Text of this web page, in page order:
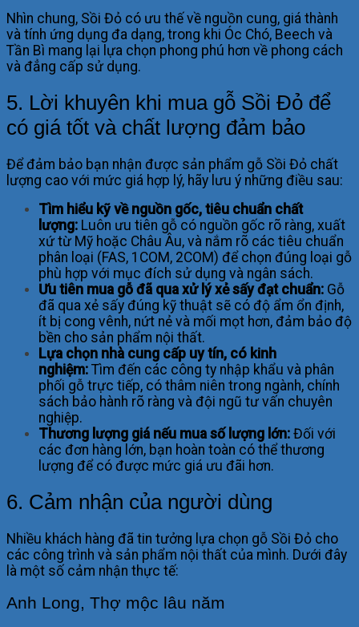
Nhìn chung, Sồi Đỏ có ưu thế về nguồn cung, giá thành
và tính ứng dụng đa dạng, trong khi Óc Chó, Beech và
Tần Bì mang lại lựa chọn phong phú hơn về phong cách
và đẳng cấp sử dụng.
5. Lời khuyên khi mua gỗ Sồi Đỏ để
có giá tốt và chất lượng đảm bảo
Để đảm bảo bạn nhận được sản phẩm gỗ Sồi Đỏ chất
lượng cao với mức giá hợp lý, hãy lưu ý những điều sau:
Tìm hiểu kỹ về nguồn gốc, tiêu chuẩn chất
lượng: Luôn ưu tiên gỗ có nguồn gốc rõ ràng, xuất
xứ từ Mỹ hoặc Châu Âu, và nắm rõ các tiêu chuẩn
phân loại (FAS, 1COM, 2COM) để chọn đúng loại gỗ
phù hợp với mục đích sử dụng và ngân sách.
Ưu tiên mua gỗ đã qua xử lý xẻ sấy đạt chuẩn: Gỗ
đã qua xẻ sấy đúng kỹ thuật sẽ có độ ẩm ổn định,
ít bị cong vênh, nứt nẻ và mối mọt hơn, đảm bảo độ
bền cho sản phẩm nội thất.
Lựa chọn nhà cung cấp uy tín, có kinh
nghiệm: Tìm đến các công ty nhập khẩu và phân
phối gỗ trực tiếp, có thâm niên trong ngành, chính
sách bảo hành rõ ràng và đội ngũ tư vấn chuyên
nghiệp.
Thương lượng giá nếu mua số lượng lớn: Đối với
các đơn hàng lớn, bạn hoàn toàn có thể thương
lượng để có được mức giá ưu đãi hơn.
6. Cảm nhận của người dùng
Nhiều khách hàng đã tin tưởng lựa chọn gỗ Sồi Đỏ cho
các công trình và sản phẩm nội thất của mình. Dưới đây
là một số cảm nhận thực tế:
Anh Long, Thợ mộc lâu năm